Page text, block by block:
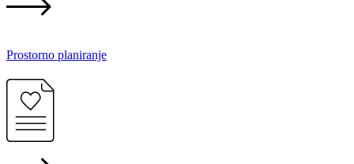
Prostorno planiranje